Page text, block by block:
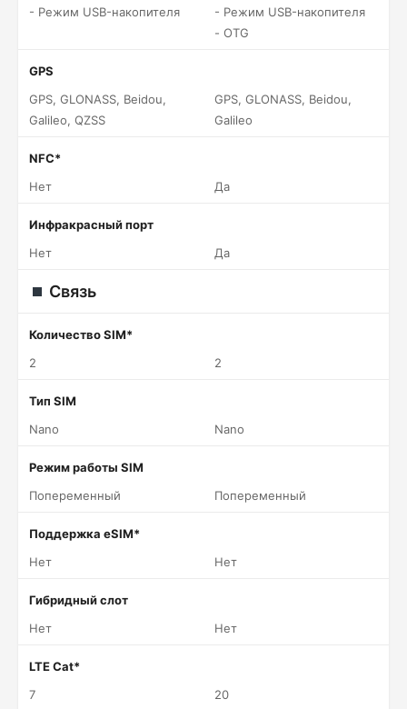
- Режим USB-накопителя
- Режим USB-накопителя
- OTG
GPS
GPS, GLONASS, Beidou,
Galileo, QZSS
GPS, GLONASS, Beidou,
Galileo
NFC*
Нет
Да
Инфракрасный порт
Нет
Да
Связь
Количество SIM*
2
2
Тип SIM
Nano
Nano
Режим работы SIM
Попеременный
Попеременный
Поддержка eSIM*
Нет
Нет
Гибридный слот
Нет
Нет
LTE Cat*
7
20